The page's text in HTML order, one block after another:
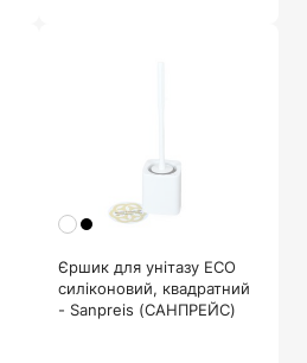
Єршик для унітазу ECO
силіконовий, квадратний
- Sanpreis (САНПРЕЙС)